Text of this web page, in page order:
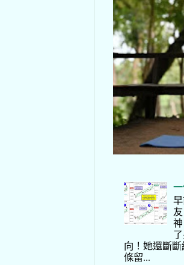
向！她還斷
條留...